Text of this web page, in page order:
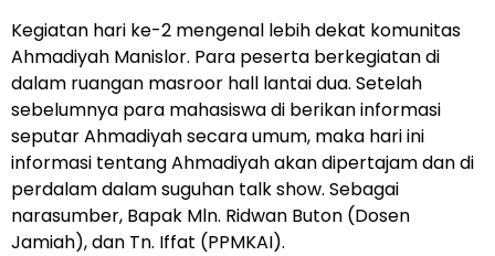
Kegiatan hari ke-2 mengenal lebih dekat komunitas
Ahmadiyah Manislor. Para peserta berkegiatan di
dalam ruangan masroor hall lantai dua. Setelah
sebelumnya para mahasiswa di berikan informasi
seputar Ahmadiyah secara umum, maka hari ini
informasi tentang Ahmadiyah akan dipertajam dan di
perdalam dalam suguhan talk show. Sebagai
narasumber, Bapak Mln. Ridwan Buton (Dosen
Jamiah), dan Tn. Iffat (PPMKAI).